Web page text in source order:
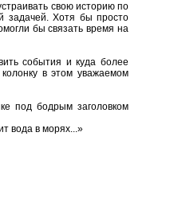
свою историю по
задачей. Хотя бы просто
бы связать время на
события и куда более
в этом уважаемом
под бодрым заголовком
вода в морях...»